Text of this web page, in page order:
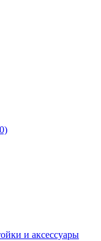
и аксессуары